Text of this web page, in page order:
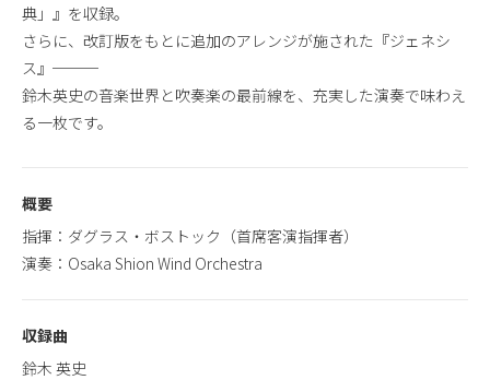
典」』を収録。
さらに、改訂版をもとに追加のアレンジが施された『ジェネシ
ス』───
鈴木英史の音楽世界と吹奏楽の最前線を、充実した演奏で味わえ
る一枚です。
概要
指揮：ダグラス・ボストック（首席客演指揮者）
演奏：Osaka Shion Wind Orchestra
収録曲
鈴木 英史